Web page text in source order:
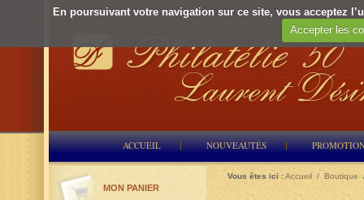
En poursuivant votre navigation sur ce site, vous acceptez
Accepter les
ACCUEIL NOUVEAUTÉS
Vous êtes ici :Accueil / Boutique
MON PANIER